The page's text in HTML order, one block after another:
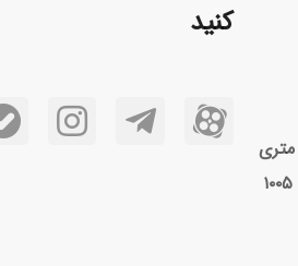
بزرگراه رسالت -نرسیده به ۱۶ متری
کنید